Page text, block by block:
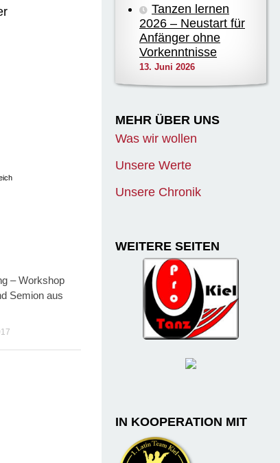
– Workshop
Semion aus
Tanzen lernen
2026 – Neustart für
Anfänger ohne
Vorkenntnisse
13. Juni 2026
MEHR ÜBER UNS
Was wir wollen
Unsere Werte
Unsere Chronik
WEITERE SEITEN
IN KOOPERATION MIT